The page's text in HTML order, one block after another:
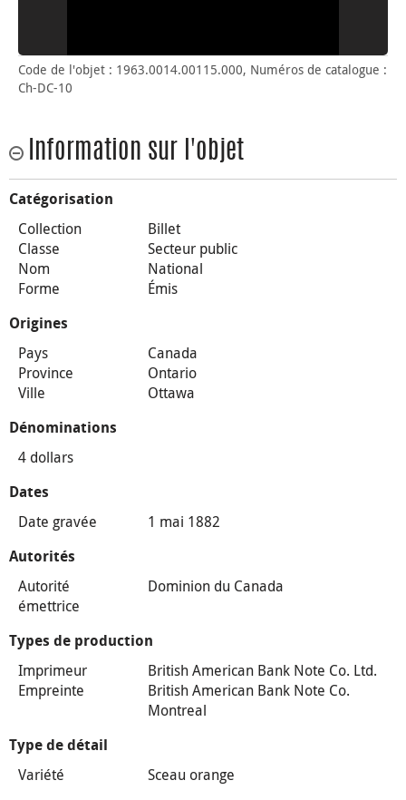
Code de l'objet : 1963.0014.00115.000, Numéros de catalogue :
Ch-DC-10
Information sur l'objet
Catégorisation
Collection
Billet
Classe
Secteur public
Nom
National
Forme
Émis
Origines
Pays
Canada
Province
Ontario
Ville
Ottawa
Dénominations
4 dollars
Dates
Date gravée 1 mai 1882
Autorités
Autorité
émettrice
Dominion du Canada
Types de production
Imprimeur
British American Bank Note Co. Ltd.
Empreinte
British American Bank Note Co.
Montreal
Type de détail
Variété Sceau orange